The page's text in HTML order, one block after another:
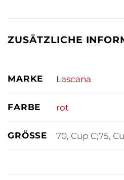
ZUSÄTZLICHE
MARKE Lascana
FARBE rot
GRÖSSE 70, Cup C;75,